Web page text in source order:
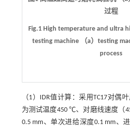
过程
Fig.1 High temperature and ultra
testing machine （a）testing
process
（1）IDR值计算：采用TC17对偶
为测试温度450 ℃、对磨线速度（
0.5 mm、单次进给深度0.1 mm、